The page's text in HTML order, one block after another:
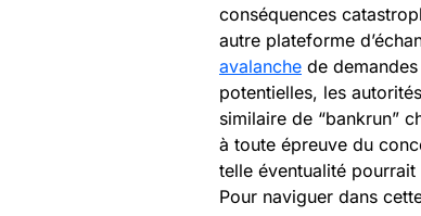
conséquences
autre plateforme
avalanche de
potentielles, les
similaire de “bankrun”
à toute épreuve du
telle éventualité
Pour naviguer dans